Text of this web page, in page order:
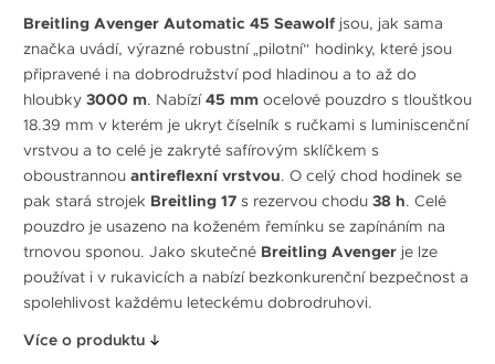
Breitling Avenger Automatic 45 Seawolf jsou, jak sama
značka uvádí, výrazné robustní „pilotní“ hodinky, které jsou
připravené i na dobrodružství pod hladinou a to až do
hloubky 3000 m. Nabízí45 mm ocelové pouzdro s tloušťkou
18.39 mm v kterém je ukryt číselník s ručkami s luminiscenční
vrstvou a to celé je zakryté safírovým sklíčkem s
oboustrannou antireflexní vrstvou. O celý chod hodinek se
pak stará strojek Breitling 17 s rezervou chodu 38 h. Celé
pouzdro je usazeno na koženém řemínku se zapínáním na
trnovou sponou. Jako skutečné Breitling Avenger je lze
používat i v rukavicích a nabízí bezkonkurenční bezpečnost a
spolehlivost každému leteckému dobrodruhovi.
Více o produktu